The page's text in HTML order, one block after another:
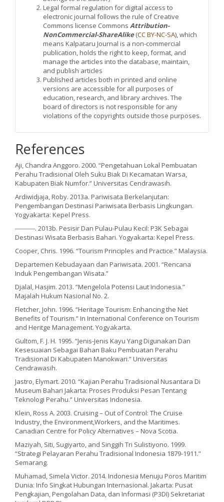
Legal formal regulation for digital access to
electronic journal follows the rule of Creative
Commons license Commons Attribution-
NonCommercial-ShareAlike(CC BY-NC-SA), which
means Kalpataru Journal is a non-commercial
publication, holds the right to keep, format, and
manage the articles into the database, maintain,
and publish articles
Published articles both in printed and online
versions are accessible for all purposes of
education, research, and library archives. The
board of directors is not responsible for any
violations of the copyrights outside those purposes.
References
Aji, Chandra Anggoro. 2000. “Pengetahuan Lokal Pembuatan
Perahu Tradisional Oleh Suku Biak Di Kecamatan Warsa,
Kabupaten Biak Numfor.” Universitas Cendrawasih.
Ardiwidjaja, Roby. 2013a. Pariwisata Berkelanjutan:
Pengembangan Destinasi Pariwisata Berbasis Lingkungan.
Yogyakarta: Kepel Press.
----------. 2013b. Pesisir Dan Pulau-Pulau Kecil: P3K Sebagai
Destinasi Wisata Berbasis Bahari. Yogyakarta: Kepel Press.
Cooper, Chris. 1996. “Tourism Principles and Practice.” Malaysia.
Departemen Kebudayaan dan Pariwisata. 2001. “Rencana
Induk Pengembangan Wisata.”
Djalal, Hasjim. 2013. “Mengelola Potensi Laut Indonesia.”
Majalah Hukum Nasional No. 2.
Fletcher, John. 1996. “Heritage Tourism: Enhancing the Net
Benefits of Tourism.” In International Conference on Tourism
and Heritge Management. Yogyakarta.
Gultom, F. J. H. 1995. “Jenis-Jenis Kayu Yang Digunakan Dan
Kesesuaian Sebagai Bahan Baku Pembuatan Perahu
Tradisional Di Kabupaten Manokwari.” Universitas
Cendrawasih.
Jastro, Elymart. 2010. “Kajian Perahu Tradisional Nusantara Di
Museum Bahari Jakarta: Proses Produksi Pesan Tentang
Teknologi Perahu.” Universitas Indonesia.
Klein, Ross A. 2003. Cruising – Out of Control: The Cruise
Industry, the Environment,Workers, and the Maritimes.
Canadian Centre for Policy Alternatives – Nova Scotia.
Maziyah, Siti, Sugiyarto, and Singgih Tri Sulistiyono. 1999.
“Strategi Pelayaran Perahu Tradisional Indonesia 1879-1911.”
Semarang.
Muhamad, Simela Victor. 2014. Indonesia Menuju Poros Maritim
Dunia: Info Singkat Hubungan Internasional. Jakarta: Pusat
Pengkajian, Pengolahan Data, dan Informasi (P3DI) Sekretariat